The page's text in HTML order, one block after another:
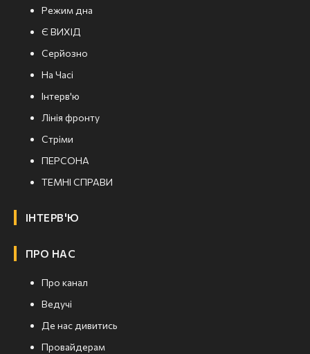
Режим дна
Є ВИХІД
Серйозно
На Часі
Інтерв'ю
Лінія фронту
Стріми
ПЕРСОНА
ТЕМНІ СПРАВИ
ІНТЕРВ'Ю
ПРО НАС
Про канал
Ведучі
Де нас дивитись
Провайдерам